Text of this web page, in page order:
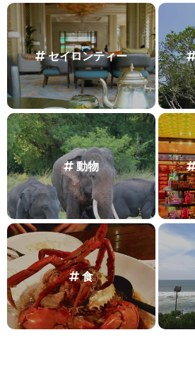
セイロンティー
動物
食